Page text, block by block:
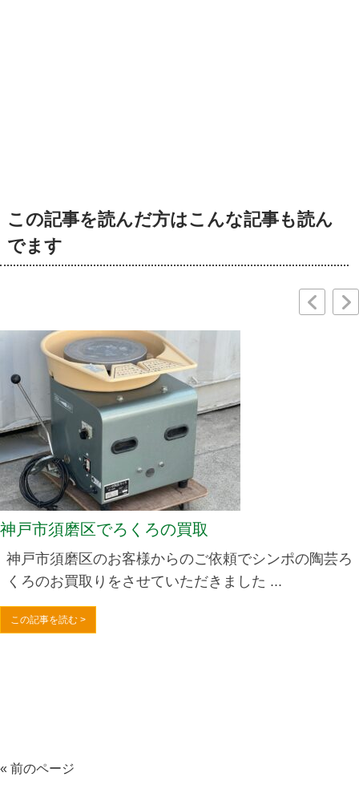
この記事を読んだ方はこんな記事も読ん
でます
神戸市須磨区でろくろの買取
神戸市須磨区のお客様からのご依頼でシンポの陶芸ろ
くろのお買取りをさせていただきました ...
この記事を読む >
« 前のページ